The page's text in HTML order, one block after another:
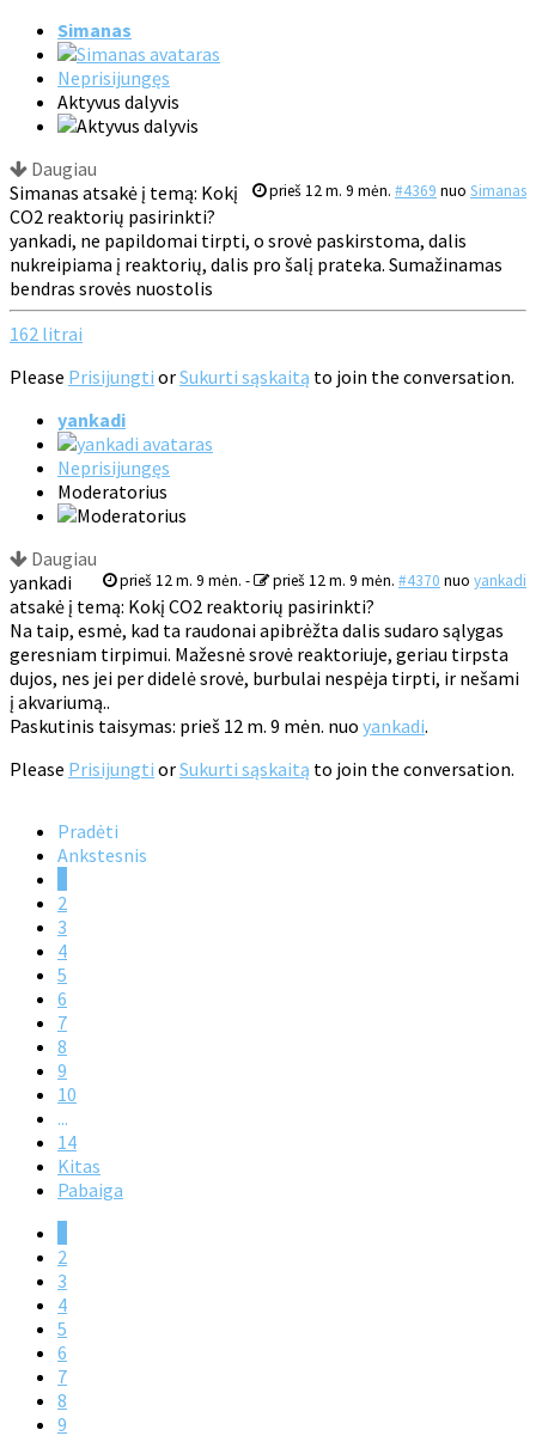
Simanas
Neprisijungęs
Aktyvus dalyvis
Daugiau
prieš 12 m. 9 mėn. #4369 nuo Simanas
Simanas atsakė į temą: Kokį
CO2 reaktorių pasirinkti?
yankadi, ne papildomai tirpti, o srovė paskirstoma, dalis
nukreipiama į reaktorių, dalis pro šalį prateka. Sumažinamas
bendras srovės nuostolis
162 litrai
Please Prisijungti orSukurti sąskaitą to join the conversation.
yankadi
Neprisijungęs
Moderatorius
Daugiau
prieš 12 m. 9 mėn. - prieš 12 m. 9 mėn. #4370 nuo yankadi
yankadi
atsakė į temą: Kokį CO2 reaktorių pasirinkti?
Na taip, esmė, kad ta raudonai apibrėžta dalis sudaro sąlygas
geresniam tirpimui. Mažesnė srovė reaktoriuje, geriau tirpsta
dujos, nes jei per didelė srovė, burbulai nespėja tirpti, ir nešami
į akvariumą..
Paskutinis taisymas: prieš 12 m. 9 mėn. nuo yankadi.
Please Prisijungti orSukurti sąskaitą to join the conversation.
Pradėti
Ankstesnis
2
3
4
5
6
7
8
9
10
...
14
Kitas
Pabaiga
2
3
4
5
6
7
8
9